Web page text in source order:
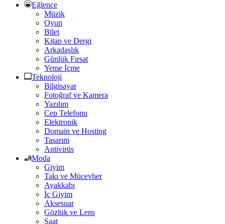
Eğlence
Müzik
Oyun
Bilet
Kitap ve Dergi
Arkadaşlık
Günlük Fırsat
Yeme İçme
Teknoloji
Bilgisayar
Fotoğraf ve Kamera
Yazılım
Cep Telefonu
Elektronik
Domain ve Hosting
Tasarım
Antivirüs
Moda
Giyim
Takı ve Mücevher
Ayakkabı
İç Giyim
Aksesuar
Gözlük ve Lens
Saat